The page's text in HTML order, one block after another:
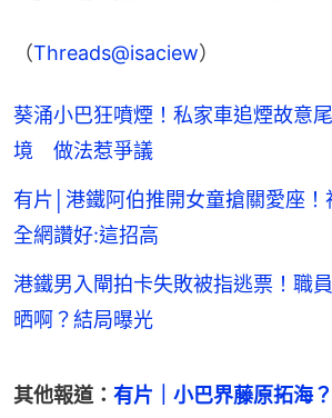
（Threads@isaciew）
葵涌小巴狂噴煙！私家車追煙故意
境 做法惹爭議
有片│港鐵阿伯推開女童搶關愛座！
全網讚好:這招高
港鐵男入閘拍卡失敗被指逃票！職
晒啊？結局曝光
其他報道： 有片｜小巴界藤原拓海